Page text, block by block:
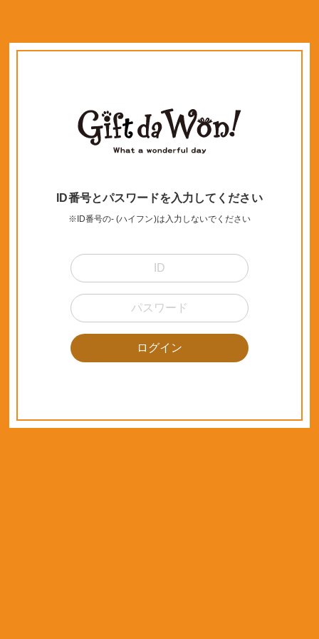
ID番号とパスワードを入力してください
※ID番号の- (ハイフン)は入力しないでください